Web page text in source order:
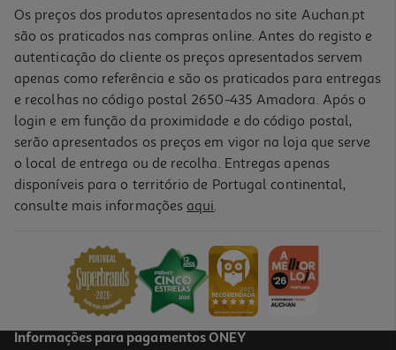
Alguidar Actuel Verde 10l
Os preços dos produtos apresentados no site Auchan.pt
são os praticados nas compras online. Antes do registo e
autenticação do cliente os preços apresentados servem
apenas como referência e são os praticados para entregas
e recolhas no código postal 2650-435 Amadora. Após o
login e em função da proximidade e do código postal,
serão apresentados os preços em vigor na loja que serve
o local de entrega ou de recolha. Entregas apenas
disponíveis para o território de Portugal continental,
consulte mais informações aqui.
Informações para pagamentos ONEY